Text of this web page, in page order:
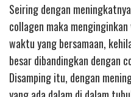
Seiring dengan
collagen maka
waktu yang bersamaan,
besar dibandingkan dengan
Disamping itu, dengan